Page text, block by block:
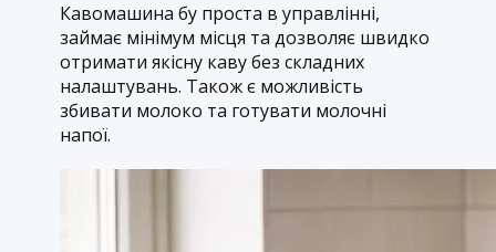
Кавомашина бу проста в управлінні,
займає мінімум місця та дозволяє швидко
отримати якісну каву без складних
налаштувань. Також є можливість
збивати молоко та готувати молочні
напої.